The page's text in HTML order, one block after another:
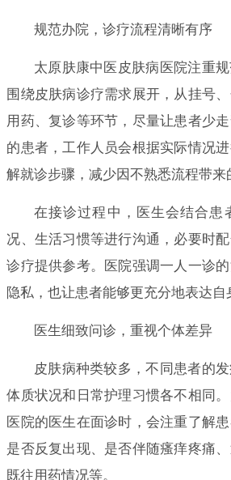
规范办院，诊疗流程清晰有序
太原肤康中医皮肤病医院注重
围绕皮肤病诊疗需求展开，从挂号、
用药、复诊等环节，尽量让患者少
的患者，工作人员会根据实际情况
解就诊步骤，减少因不熟悉流程带来
在接诊过程中，医生会结合患
况、生活习惯等进行沟通，必要时
诊疗提供参考。医院强调一人一诊
隐私，也让患者能够更充分地表达自
医生细致问诊，重视个体差异
皮肤病种类较多，不同患者的发
体质状况和日常护理习惯各不相同
医院的医生在面诊时，会注重了解
是否反复出现、是否伴随瘙痒疼痛、
既往用药情况等。